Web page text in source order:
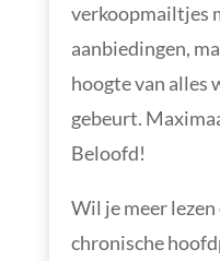
verkoopmailtjes
aanbiedingen,
hoogte van alles
gebeurt.
Beloofd!
Wil je meer
chronische